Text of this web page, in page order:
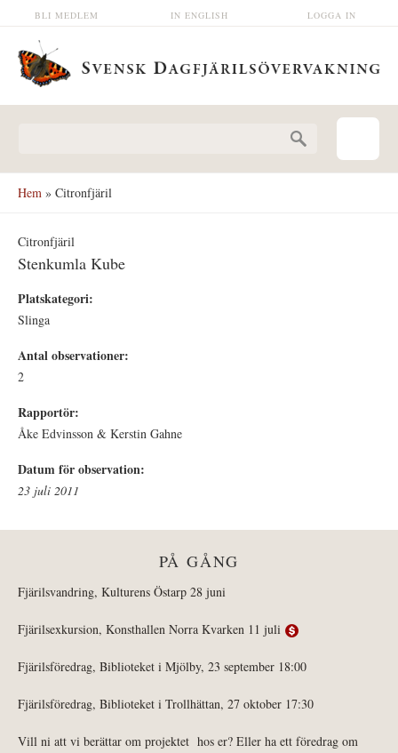
Hoppa till huvudinnehåll LOGGA IN
IN ENGLISH
BLI MEDLEM
Hem » Citronfjäril
Citronfjäril
Stenkumla Kube
Platskategori:
Slinga
Antal observationer:
2
Rapportör:
Åke Edvinsson & Kerstin Gahne
Datum för observation:
23 juli 2011
PÅ GÅNG
Fjärilsvandring, Kulturens Östarp 28 juni
Fjärilsexkursion, Konsthallen Norra Kvarken 11 juli
Fjärilsföredrag, Biblioteket i Mjölby, 23 september 18:00
Fjärilsföredrag, Biblioteket i Trollhättan, 27 oktober 17:30
Vill ni att vi berättar om projektet hos er? Eller ha ett föredrag om